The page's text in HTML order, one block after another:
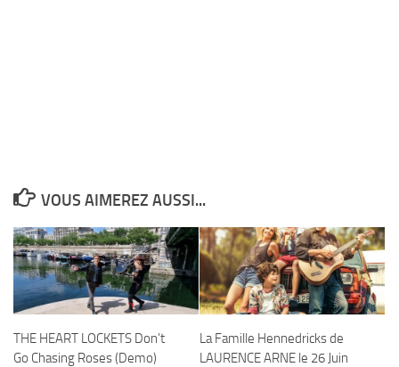
VOUS AIMEREZ AUSSI...
THE HEART LOCKETS Don’t
Go Chasing Roses (Demo)
La Famille Hennedricks de
LAURENCE ARNE le 26 Juin